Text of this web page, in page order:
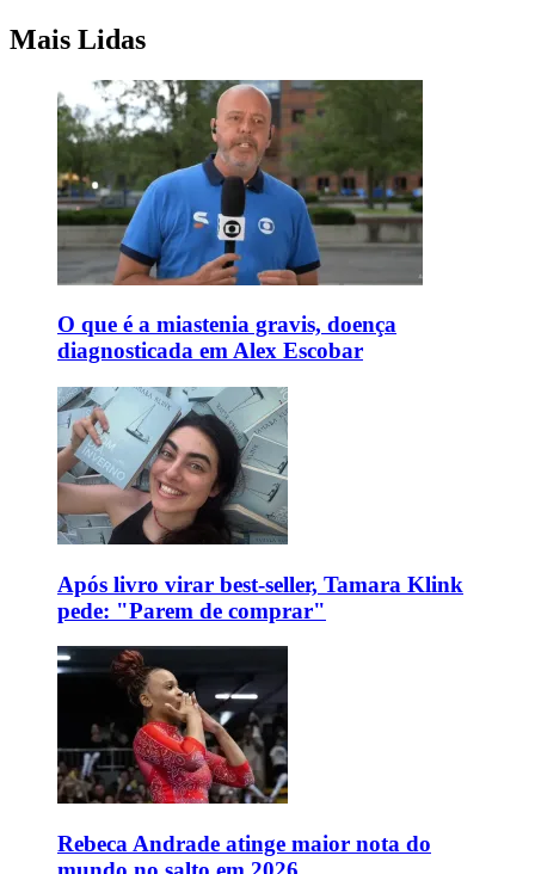
Mais Lidas
O que é a miastenia gravis, doença
diagnosticada em Alex Escobar
Após livro virar best-seller, Tamara Klink
pede: "Parem de comprar"
Rebeca Andrade atinge maior nota do